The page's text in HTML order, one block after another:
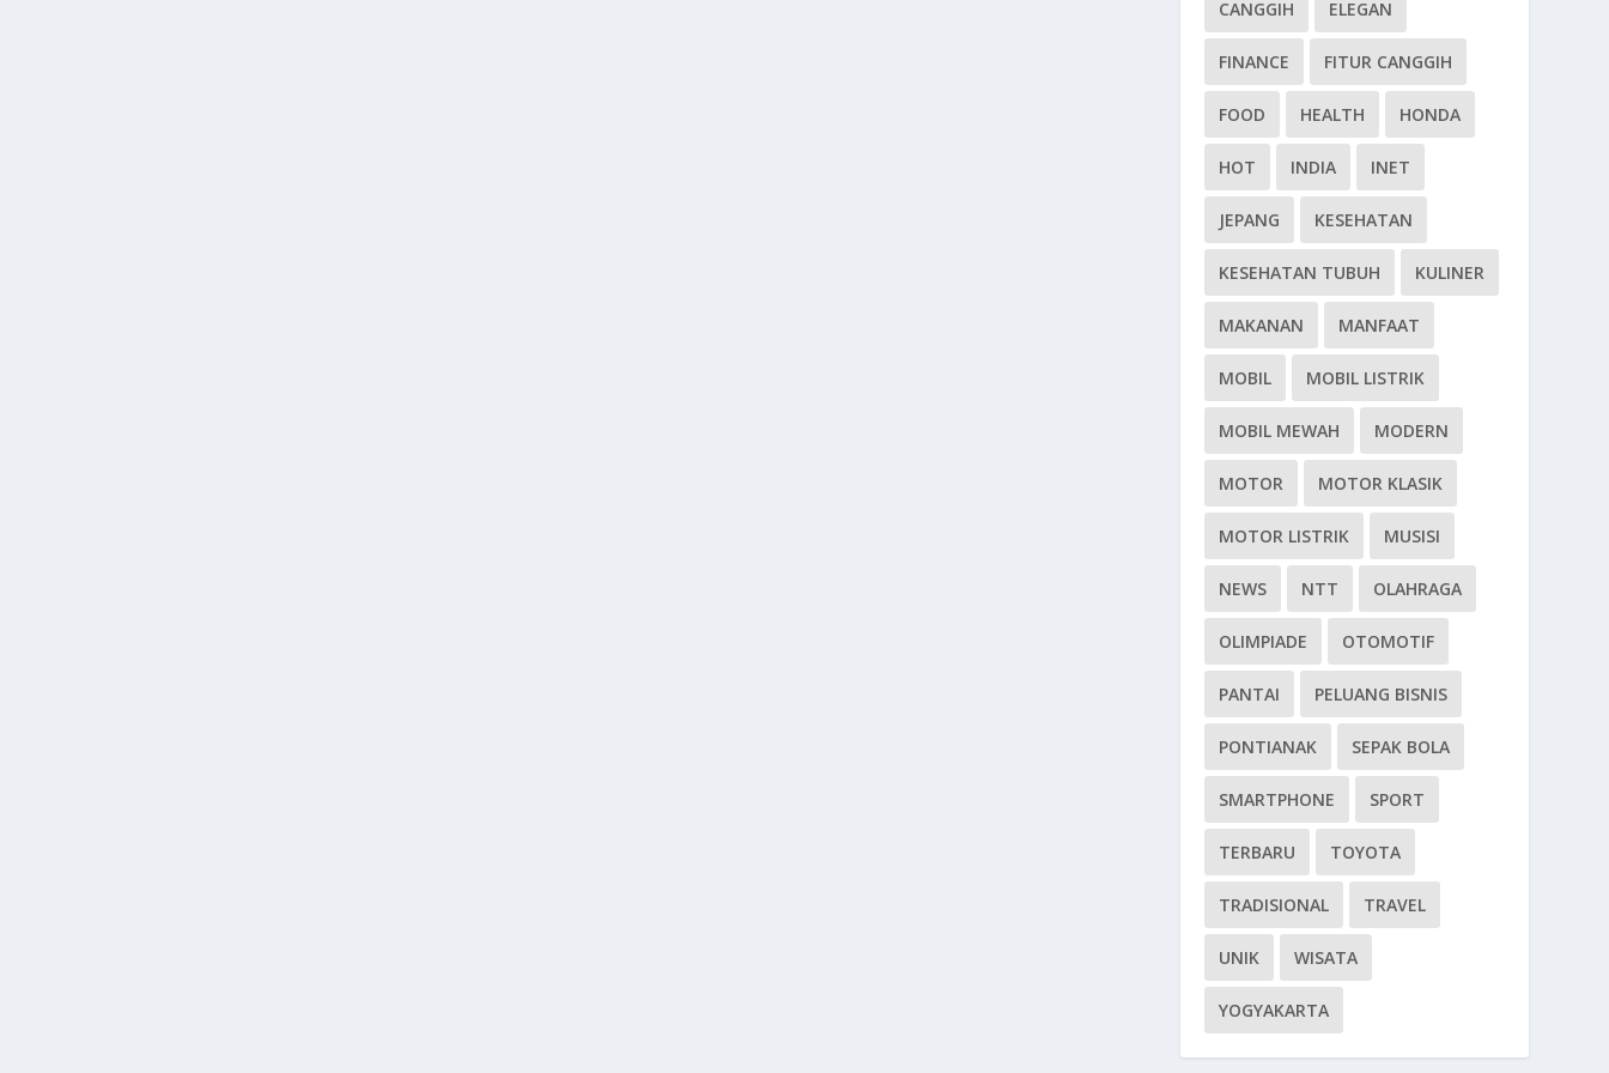
CANGGIH ELEGAN
FINANCE FITUR CANGGIH
FOOD HEALTH HONDA
HOT INDIA INET
JEPANG KESEHATAN
KESEHATAN TUBUH KULINER
MAKANAN MANFAAT
MOBIL MOBIL LISTRIK
MOBIL MEWAH MODERN
MOTOR MOTOR KLASIK
MOTOR LISTRIK MUSISI
NEWS NTT OLAHRAGA
OLIMPIADE OTOMOTIF
PANTAI PELUANG BISNIS
PONTIANAK SEPAK BOLA
SMARTPHONE SPORT
TERBARU TOYOTA
TRADISIONAL TRAVEL
UNIK WISATA
YOGYAKARTA